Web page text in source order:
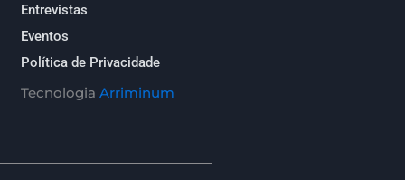
Entrevistas
Eventos
Política de Privacidade
TecnologiaArriminum